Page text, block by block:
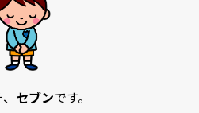
セブンです。